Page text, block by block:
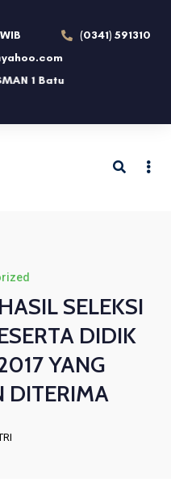
(0341) 591310
1 Batu
SELEKSI
DIDIK
YANG
DITERIMA